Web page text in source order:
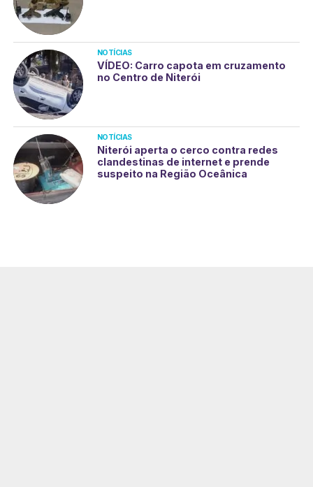
NOTÍCIAS
VÍDEO: Carro capota em cruzamento
no Centro de Niterói
NOTÍCIAS
Niterói aperta o cerco contra redes
clandestinas de internet e prende
suspeito na Região Oceânica